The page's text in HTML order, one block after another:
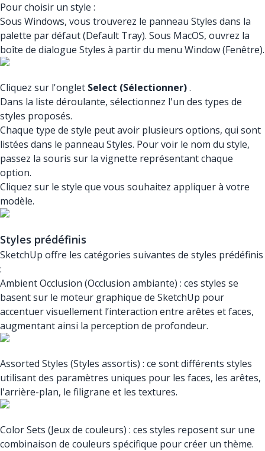
Pour choisir un style :
Sous Windows, vous trouverez le panneau Styles dans la
palette par défaut (Default Tray). Sous MacOS, ouvrez la
boîte de dialogue Styles à partir du menu Window (Fenêtre).
Cliquez sur l'onglet Select (Sélectionner).
Dans la liste déroulante, sélectionnez l'un des types de
styles proposés.
Chaque type de style peut avoir plusieurs options, qui sont
listées dans le panneau Styles. Pour voir le nom du style,
passez la souris sur la vignette représentant chaque
option.
Cliquez sur le style que vous souhaitez appliquer à votre
modèle.
Styles prédéfinis
SketchUp offre les catégories suivantes de styles prédéfinis
:
Ambient Occlusion (Occlusion ambiante) : ces styles se
basent sur le moteur graphique de SketchUp pour
accentuer visuellement l’interaction entre arêtes et faces,
augmentant ainsi la perception de profondeur.
Assorted Styles (Styles assortis) : ce sont différents styles
utilisant des paramètres uniques pour les faces, les arêtes,
l'arrière-plan, le filigrane et les textures.
Color Sets (Jeux de couleurs) : ces styles reposent sur une
combinaison de couleurs spécifique pour créer un thème.